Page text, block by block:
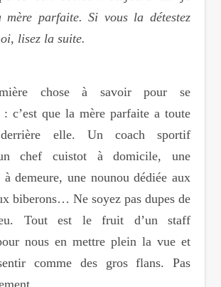
mère parfaite. Si vous la détestez
lisez la suite.
chose à savoir pour se
: c’est que la mère parfaite a toute
elle. Un coach sportif
chef cuistot à domicile, une
à demeure, une nounou dédiée aux
biberons… Ne soyez pas dupes de
Tout est le fruit d’un staff
nous en mettre plein la vue et
comme des gros flans. Pas